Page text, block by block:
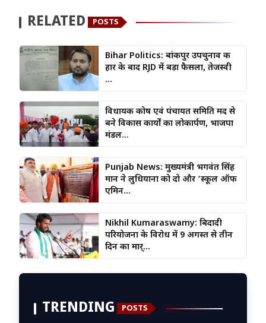
RELATED POSTS
Bihar Politics: बांकीपुर उपचुनाव की
हार के बाद RJD में बड़ा फैसला, तेजस्वी
...
विधायक कोष एवं पंचायत समिति मद से
बने विकास कार्यों का लोकार्पण, भाजपा
मंडल...
Punjab News: मुख्यमंत्री भगवंत सिंह
मान ने लुधियाना को दो और ‘स्कूल ऑफ
एमिन...
Nikhil Kumaraswamy: बिदादी
परियोजना के विरोध में 9 अगस्त से तीन
दिन का मार्...
TRENDING POSTS